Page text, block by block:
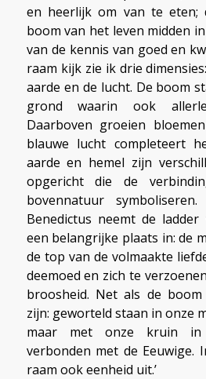
en heerlijk om van te eten;
boom van het leven midden
van de kennis van goed en
raam kijk zie ik drie
aarde en de lucht. De boom
grond waarin ook
Daarboven groeien
blauwe lucht completeert
aarde en hemel zijn
opgericht die de
bovennatuur
Benedictus neemt de
een belangrijke plaats in: de
de top van de volmaakte
deemoed en zich te
broosheid. Net als de
zijn: geworteld staan in onze
maar met onze kruin in
verbonden met de Eeuwige.
raam ook eenheid uit.’